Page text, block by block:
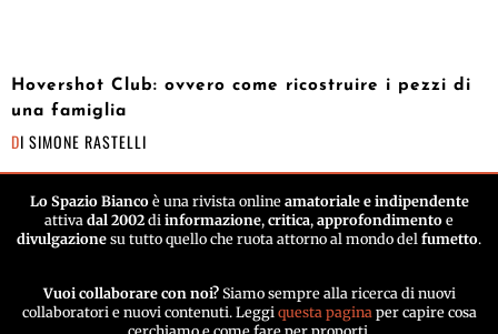
Hovershot Club: ovvero come ricostruire i pezzi di
una famiglia
DI SIMONE RASTELLI
Lo Spazio Biancoè una rivista online amatoriale e indipendente
attiva dal 2002 di informazione, critica, approfondimento e
divulgazione su tutto quello che ruota attorno al mondo del fumetto.
Vuoi collaborare con noi? Siamo sempre alla ricerca di nuovi
collaboratori e nuovi contenuti. Leggi questa pagina per capire cosa